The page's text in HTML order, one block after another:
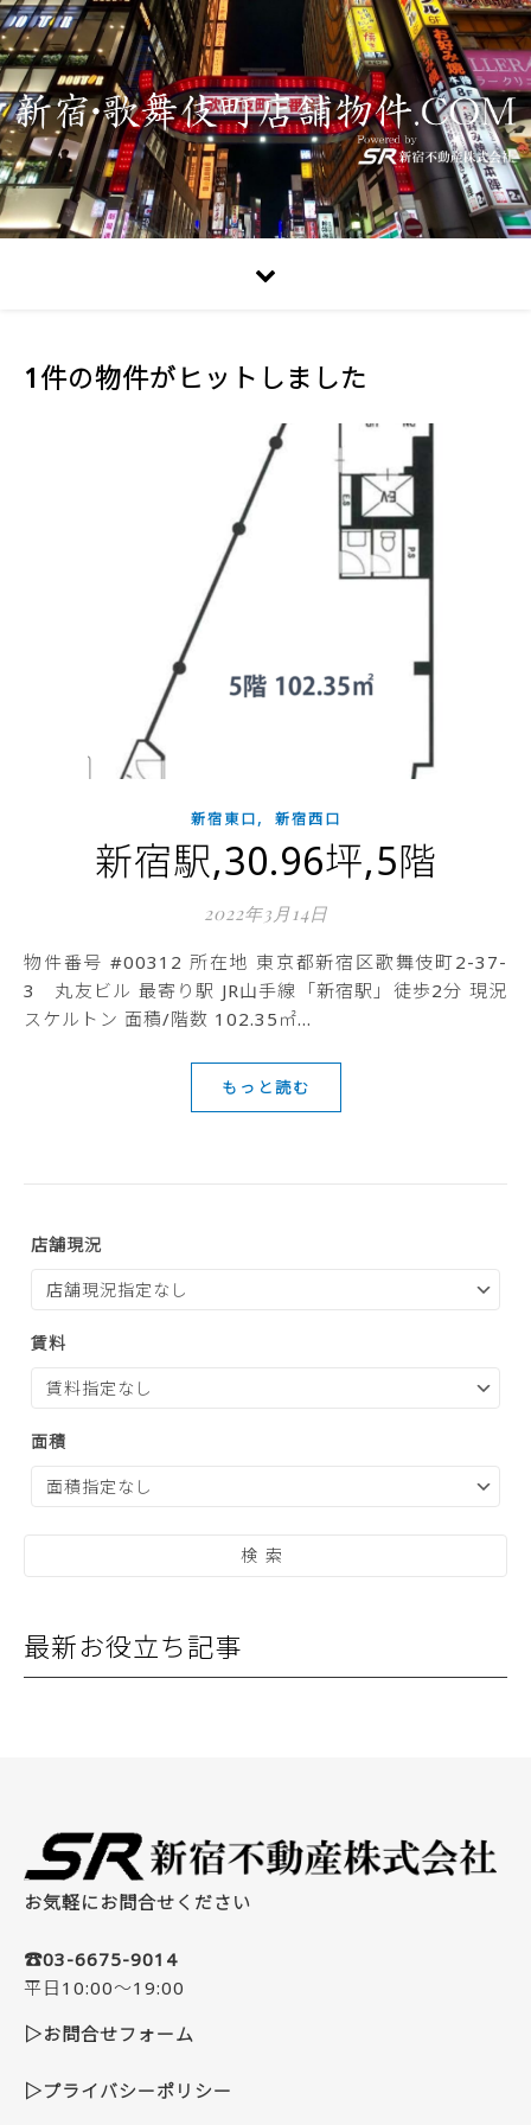
1件の物件がヒットしました
新宿東口, 新宿西口
新宿駅,30.96坪,5階
2022年3月14日
物件番号 #00312 所在地 東京都新宿区歌舞伎町2-37-
3 丸友ビル 最寄り駅 JR山手線「新宿駅」徒歩2分 現況
スケルトン 面積/階数 102.35㎡…
もっと読む
店舗現況
賃料
面積
最新お役立ち記事
お気軽にお問合せください
☎03-6675-9014
平日10:00～19:00
▷お問合せフォーム
▷プライバシーポリシー